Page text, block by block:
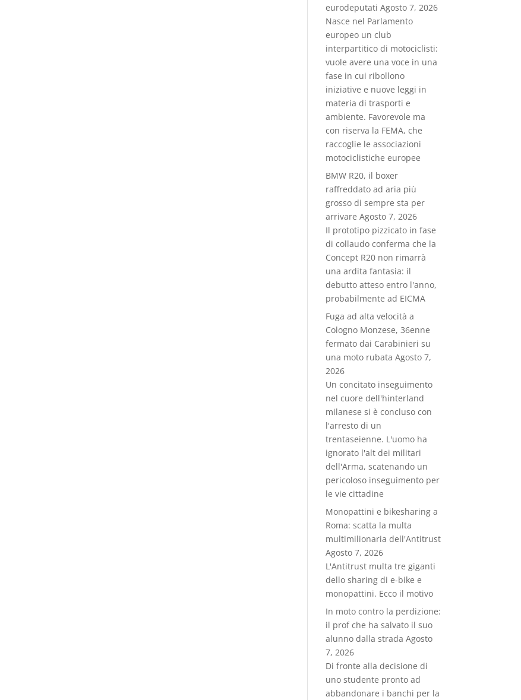
eurodeputati Agosto 7, 2026
Nasce nel Parlamento
europeo un club
interpartitico di motociclisti:
vuole avere una voce in una
fase in cui ribollono
iniziative e nuove leggi in
materia di trasporti e
ambiente. Favorevole ma
con riserva la FEMA, che
raccoglie le associazioni
motociclistiche europee
BMW R20, il boxer
raffreddato ad aria più
grosso di sempre sta per
arrivare Agosto 7, 2026
Il prototipo pizzicato in fase
di collaudo conferma che la
Concept R20 non rimarrà
una ardita fantasia: il
debutto atteso entro l'anno,
probabilmente ad EICMA
Fuga ad alta velocità a
Cologno Monzese, 36enne
fermato dai Carabinieri su
una moto rubata Agosto 7,
2026
Un concitato inseguimento
nel cuore dell'hinterland
milanese si è concluso con
l'arresto di un
trentaseienne. L'uomo ha
ignorato l'alt dei militari
dell'Arma, scatenando un
pericoloso inseguimento per
le vie cittadine
Monopattini e bikesharing a
Roma: scatta la multa
multimilionaria dell'Antitrust
Agosto 7, 2026
L'Antitrust multa tre giganti
dello sharing di e-bike e
monopattini. Ecco il motivo
In moto contro la perdizione:
il prof che ha salvato il suo
alunno dalla strada Agosto
7, 2026
Di fronte alla decisione di
uno studente pronto ad
abbandonare i banchi per la